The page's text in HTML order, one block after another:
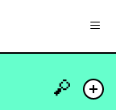
≡
+
🔎